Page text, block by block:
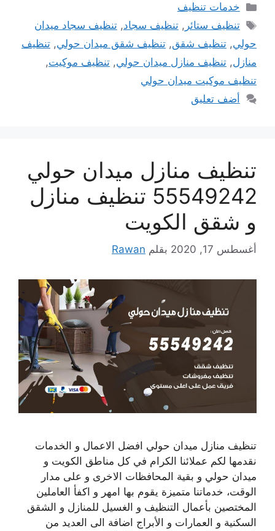
التصنيفات
خدمات تنظيف
الوسوم
تنظيف ستائر ,تنظيف سجاد,تنظيف سجاد ميدان
حولي, تنظيف شقق, تنظيف شقق ميدان حولي, تنظيف
منازل, تنظيف منازل ميدان حولي, تنظيف موكيت,
تنظيف موكيت ميدان حولي
أضف تعليق
تنظيف منازل ميدان حولي
55549242 تنظيف منازل
و شقق الكويت
أغسطس 17, 2020 بقلم Rawan
تنظيف منازل ميدان حولي افضل الاعمال و الخدمات
نقدمها لكم عملائنا الكرام في كل مناطق الكويت و
ميدان حولي و بقية المحافظات الاخرى و على مدار
الوقت، خدماتنا متميزة يقوم بها امهر و اكفأ العاملين
المختصين بأعمال التنظيف و الغسيل للمنازل و الشقق
السكنية و العمارات و الأبراج اضافة الى العديد من